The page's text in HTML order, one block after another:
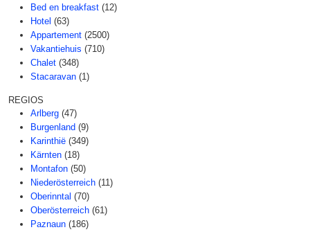
Bed en breakfast (12)
Hotel (63)
Appartement (2500)
Vakantiehuis (710)
Chalet (348)
Stacaravan (1)
REGIOS
Arlberg (47)
Burgenland (9)
Karinthië (349)
Kärnten (18)
Montafon (50)
Niederösterreich (11)
Oberinntal (70)
Oberösterreich (61)
Paznaun (186)